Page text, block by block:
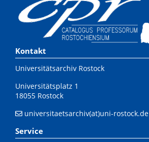
Kontakt
Universitätsarchiv Rostock
Universitätsplatz 1
18055 Rostock
universitaetsarchiv(at)uni-rostock.de
Service